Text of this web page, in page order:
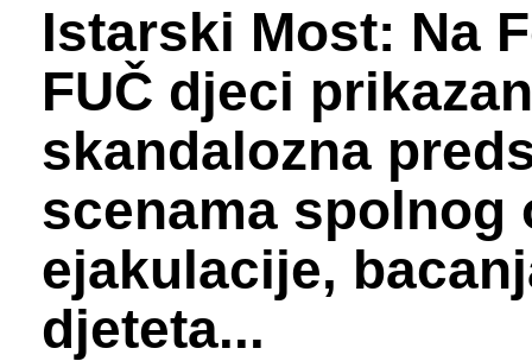
Istarski Most: Na
FUČ djeci
skandalozna
scenama spolnog
ejakulacije,
djeteta...